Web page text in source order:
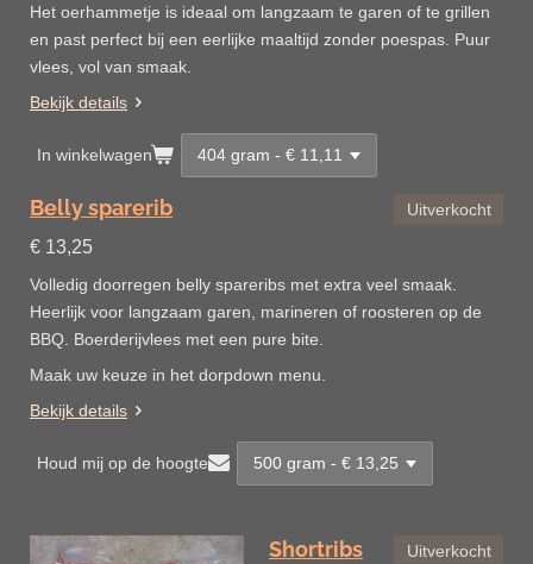
Het oerhammetje is ideaal om langzaam te garen of te grillen
en past perfect bij een eerlijke maaltijd zonder poespas. Puur
vlees, vol van smaak.
Bekijk details
In winkelwagen
Uitverkocht
Belly sparerib
€ 13,25
Volledig doorregen belly spareribs met extra veel smaak.
Heerlijk voor langzaam garen, marineren of roosteren op de
BBQ. Boerderijvlees met een pure bite.
Maak uw keuze in het dorpdown menu.
Bekijk details
Houd mij op de hoogte
Uitverkocht
Shortribs